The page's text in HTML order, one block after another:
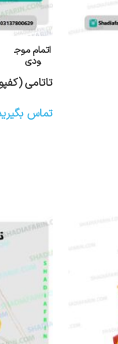
اتمام موج
ودی
تاتامی
تماس